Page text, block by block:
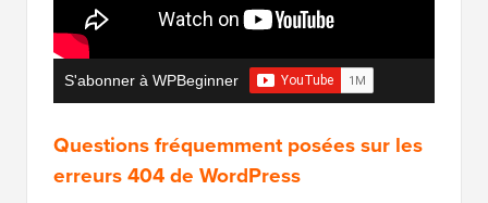
S'abonner à WPBeginner
Questions fréquemment posées sur les
erreurs 404 de WordPress